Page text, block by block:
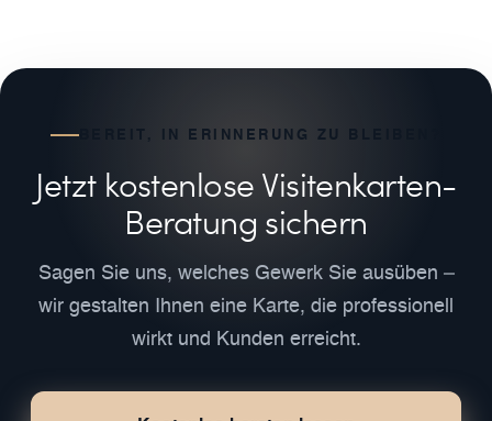
BEREIT, IN ERINNERUNG ZU BLEIBEN?
Jetzt kostenlose Visitenkarten-
Beratung sichern
Sagen Sie uns, welches Gewerk Sie ausüben –
wir gestalten Ihnen eine Karte, die professionell
wirkt und Kunden erreicht.